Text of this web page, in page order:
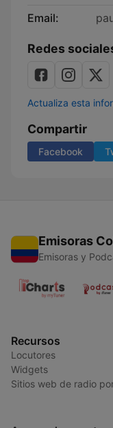
Email:
Redes
Actualiza esta
Compartir
Facebook
Emisoras
Emisoras y
Recursos
Locutores
Widgets
Sitios web de radio